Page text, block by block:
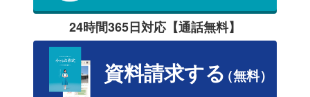
24時間365日対応【通話無料】
資料請求する（無料）